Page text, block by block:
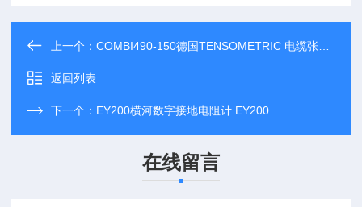
上一个：COMBI490-150德国TENSOMETRIC 电缆张力仪COMBI490-150
返回列表
下一个： EY200横河数字接地电阻计 EY200
在线留言